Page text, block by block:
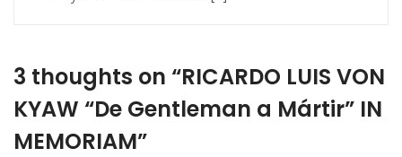
3 thoughts on “RICARDO LUIS VON
KYAW “De Gentleman a Mártir” IN
MEMORIAM”